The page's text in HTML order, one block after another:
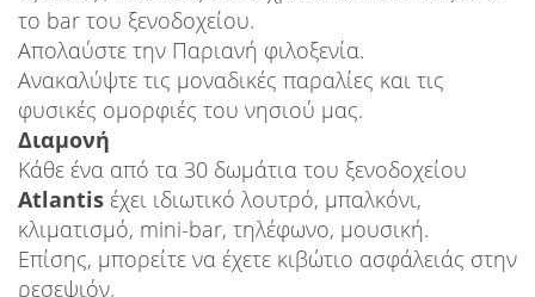
το bar του ξενοδοχείου.
Απολαύστε την Παριανή φιλοξενία.
Ανακαλύψτε τις μοναδικές παραλίες και τις
φυσικές ομορφιές του νησιού μας.
Διαμονή
Κάθε ένα από τα 30 δωμάτια του ξενοδοχείου
Atlantis έχει ιδιωτικό λουτρό, μπαλκόνι,
κλιματισμό, mini-bar, τηλέφωνο, μουσική.
Επίσης, μπορείτε να έχετε κιβώτιο ασφάλειάς στην
ρεσεψιόν.